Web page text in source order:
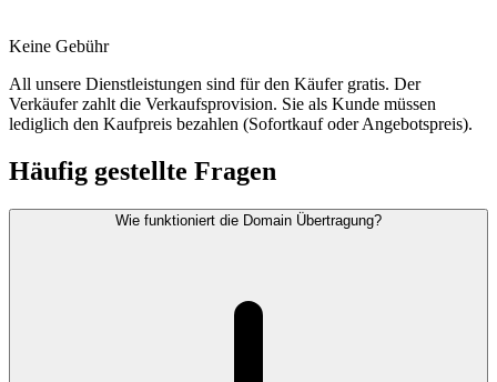
Keine Gebühr
All unsere Dienstleistungen sind für den Käufer gratis. Der
Verkäufer zahlt die Verkaufsprovision. Sie als Kunde müssen
lediglich den Kaufpreis bezahlen (Sofortkauf oder Angebotspreis).
Häufig gestellte Fragen
Wie funktioniert die Domain Übertragung?